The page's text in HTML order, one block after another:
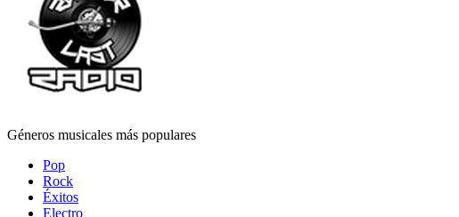
Géneros musicales más populares
Pop
Rock
Éxitos
Electro